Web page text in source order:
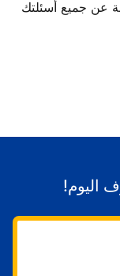
عن جميع أسئلتك
اليوم!